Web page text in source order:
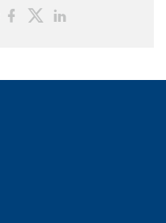
PartagerPartager